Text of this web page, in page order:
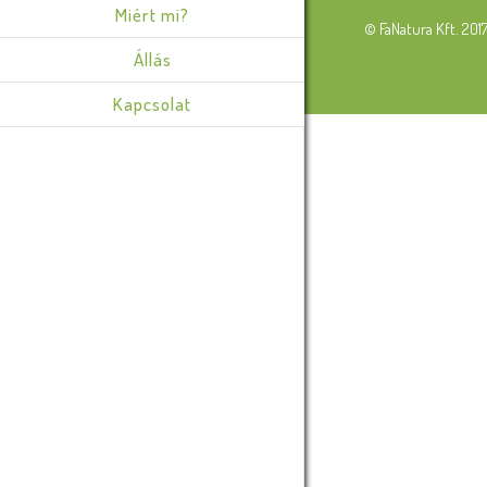
Miért mi?
Állás
Kapcsolat
© FaNatura Kft.